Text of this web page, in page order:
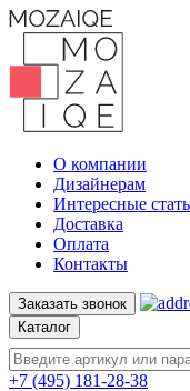
О компании
Дизайнерам
Интересные
Доставка
Оплата
Контакты
Заказать звонок
Каталог
+7 (495) 181-28-38